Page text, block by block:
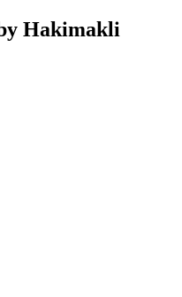
Hakimakli